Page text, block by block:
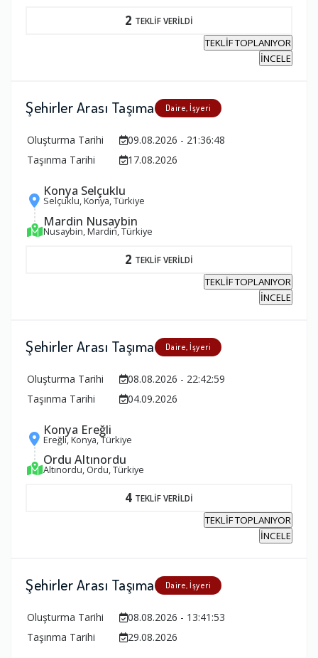
2 TEKLİF VERİLDİ
TEKLİF TOPLANIYOR
İNCELE
Şehirler Arası Taşıma Daire, İşyeri
Oluşturma Tarihi
09.08.2026 - 21:36:48
Taşınma Tarihi
17.08.2026
Konya Selçuklu
Selçuklu, Konya, Türkiye
Mardin Nusaybin
Nusaybin, Mardin, Türkiye
2 TEKLİF VERİLDİ
TEKLİF TOPLANIYOR
İNCELE
Şehirler Arası Taşıma Daire, İşyeri
Oluşturma Tarihi
08.08.2026 - 22:42:59
Taşınma Tarihi
04.09.2026
Konya Ereğli
Ereğli, Konya, Türkiye
Ordu Altınordu
Altınordu, Ordu, Türkiye
4 TEKLİF VERİLDİ
TEKLİF TOPLANIYOR
İNCELE
Şehirler Arası Taşıma Daire, İşyeri
Oluşturma Tarihi
08.08.2026 - 13:41:53
Taşınma Tarihi
29.08.2026